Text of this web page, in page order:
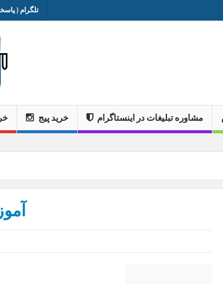
تلگرام (
خرید پیج مشاوره تبلیغات در اینستاگرام